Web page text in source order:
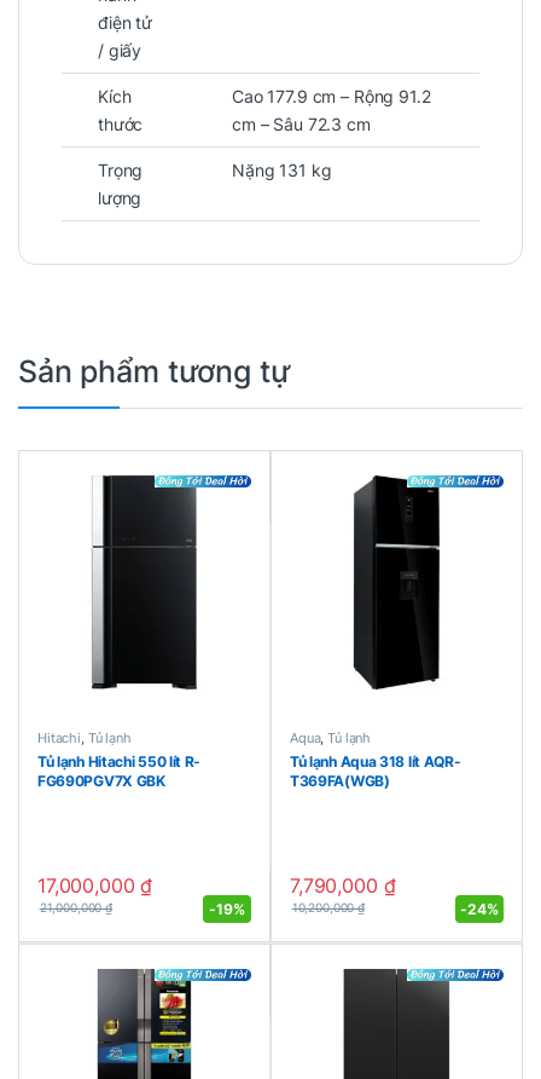
điện tử
/ giấy
Kích
thước
Cao 177.9 cm – Rộng 91.2
cm – Sâu 72.3 cm
Trọng
lượng
Nặng 131 kg
Sản phẩm tương tự
Hitachi, Tủ lạnh
Tủ lạnh Hitachi 550 lít R-
FG690PGV7X GBK
17,000,000₫
21,000,000₫ -19%
Aqua,Tủ lạnh
Tủ lạnh Aqua 318 lít AQR-
T369FA(WGB)
7,790,000 ₫
10,200,000₫ -24%